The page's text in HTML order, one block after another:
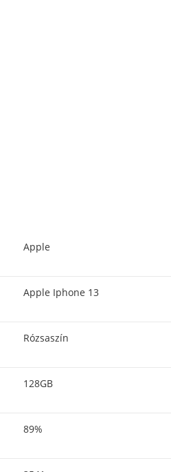
Apple
Apple Iphone 13
Rózsaszín
128GB
89%